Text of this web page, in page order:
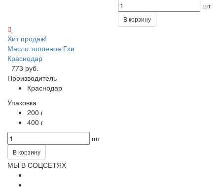
шт
В корзину
Хит продаж!
Масло топленое Гхи
Краснодар
773 руб.
Производитель
Краснодар
Упаковка
200 г
400 г
шт
В корзину
МЫ В СОЦСЕТЯХ